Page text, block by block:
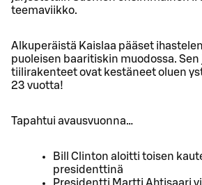
teemaviikko.
Alkuperäistä Kaislaa pääset
puoleisen baaritiskin muodossa. Sen
tiilirakenteet ovat kestäneet oluen
23 vuotta!
Tapahtui avausvuonna…
Bill Clinton aloitti toisen
presidenttinä